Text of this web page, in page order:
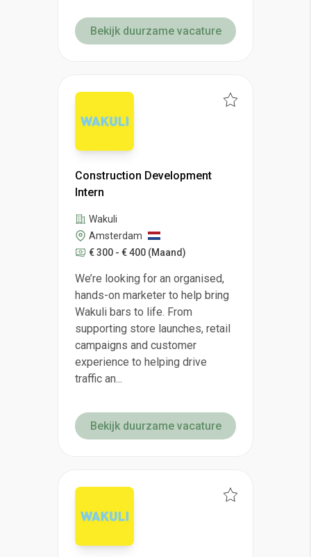
Bekijk duurzame vacature
Construction Development
Intern
Wakuli
Amsterdam
€ 300 - € 400 (Maand)
We’re looking for an organised,
hands-on marketer to help bring
Wakuli bars to life. From
supporting store launches, retail
campaigns and customer
experience to helping drive
traffic an...
Bekijk duurzame vacature